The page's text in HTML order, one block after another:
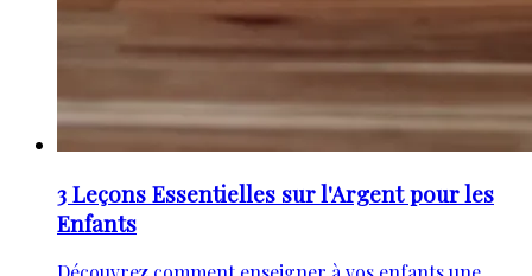
3 Leçons Essentielles sur l'Argent pour les
Enfants